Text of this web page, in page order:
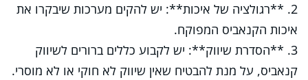
2. **רגולציה של איכות**: יש להקים מערכות שיבקרו את
איכות הקנאביס המפוקח.
3. **הסדרת שיווק**: יש לקבוע כללים ברורים לשיווק
קנאביס, על מנת להבטיח שאין שיווק לא חוקי או לא מוסרי.